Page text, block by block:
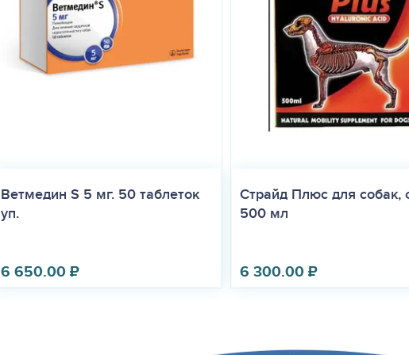
Ветмедин S 5 мг. 50 таблеток
уп.
6 650.00₽
Страйд Плюс для собак,
500 мл
6 300.00₽